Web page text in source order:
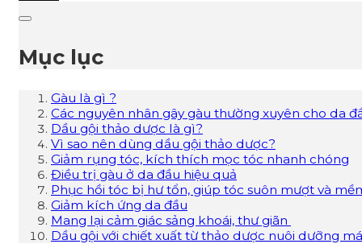
Mục lục
Gàu là gì ?
Các nguyên nhân gây gàu thường xuyên cho da
Dầu gội thảo dược là gì?
Vì sao nên dùng dầu gội thảo dược?
Giảm rụng tóc, kích thích mọc tóc nhanh chóng
Điều trị gàu ở da đầu hiệu quả
Phục hồi tóc bị hư tổn, giúp tóc suôn mượt và
Giảm kích ứng da đầu
Mang lại cảm giác sảng khoái, thư giãn
Dầu gội với chiết xuất từ thảo dược nuôi dưỡng